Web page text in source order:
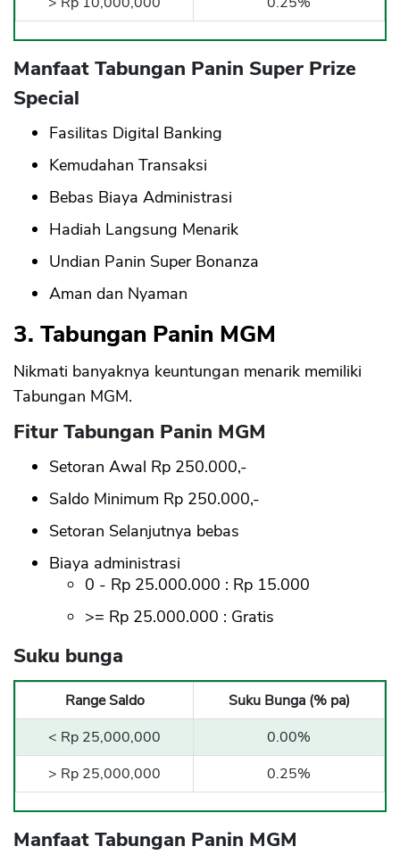
Manfaat Tabungan Panin Super Prize
Special
Fasilitas Digital Banking
Kemudahan Transaksi
Bebas Biaya Administrasi
Hadiah Langsung Menarik
Undian Panin Super Bonanza
Aman dan Nyaman
3. Tabungan Panin MGM
Nikmati banyaknya keuntungan menarik memiliki
Tabungan MGM.
Fitur Tabungan Panin MGM
Setoran Awal Rp 250.000,-
Saldo Minimum Rp 250.000,-
Setoran Selanjutnya bebas
Biaya administrasi
0 - Rp 25.000.000 : Rp 15.000
>= Rp 25.000.000 : Gratis
Suku bunga
Range Saldo
Suku Bunga (% pa)
< Rp 25,000,000
0.00%
> Rp 25,000,000
0.25%
Manfaat Tabungan Panin MGM